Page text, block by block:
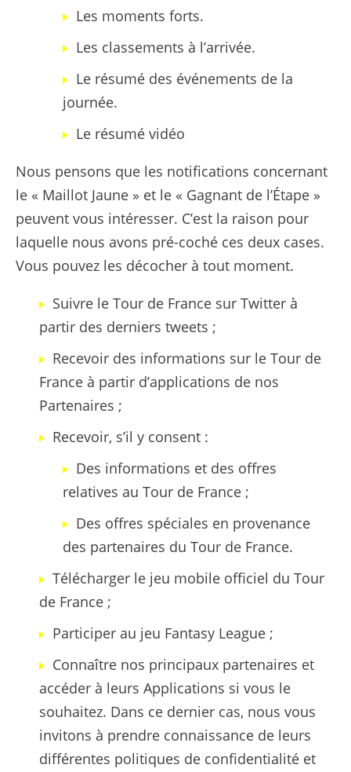
Les moments forts.
Les classements à l’arrivée.
Le résumé des événements de la
journée.
Le résumé vidéo
Nous pensons que les notifications concernant
le « Maillot Jaune » et le « Gagnant de l’Étape »
peuvent vous intéresser. C’est la raison pour
laquelle nous avons pré-coché ces deux cases.
Vous pouvez les décocher à tout moment.
Suivre le Tour de France sur Twitter à
partir des derniers tweets ;
Recevoir des informations sur le Tour de
France à partir d’applications de nos
Partenaires ;
Recevoir, s’il y consent :
Des informations et des offres
relatives au Tour de France ;
Des offres spéciales en provenance
des partenaires du Tour de France.
Télécharger le jeu mobile officiel du Tour
de France ;
Participer au jeu Fantasy League ;
Connaître nos principaux partenaires et
accéder à leurs Applications si vous le
souhaitez. Dans ce dernier cas, nous vous
invitons à prendre connaissance de leurs
différentes politiques de confidentialité et